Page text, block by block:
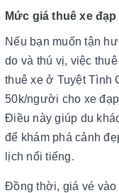
Mức giá thuê xe
Nếu bạn muốn tận
do và thú vị, việc
thuê xe ở Tuyệt Tình
50k/người cho xe
Điều này giúp du
để khám phá cảnh
lịch nổi tiếng.
Đồng thời, giá vé